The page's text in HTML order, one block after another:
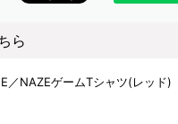
ら
／NAZEゲームTシャツ(レッド)